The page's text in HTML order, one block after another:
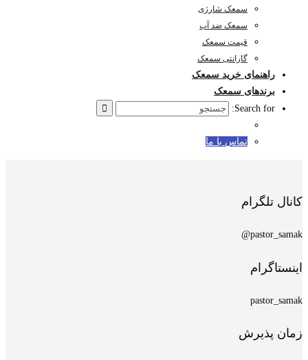
سمعک شارژی
سمعک ضد آب
قیمت سمعک
گارانتی سمعک
راهنمای خرید سمعک
برندهای سمعک
Search for:
تماس با ما
کانال تلگرام
pastor_samak@
اینستاگرام
pastor_samak
زمان پذیرش